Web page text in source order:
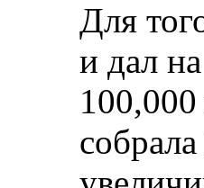
Для
и дал